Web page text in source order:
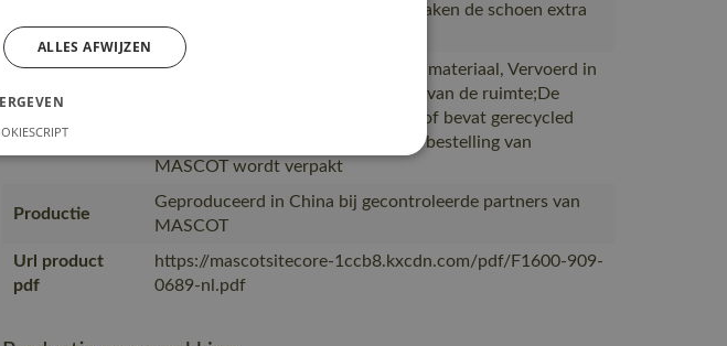
geven de nodige bescherming en maken de schoen extra
slijtvast.
Transport en
verpakking
is gemaakt van of bevat gerecycled materiaal, Vervoerd in
zendingen met maximale benutting van de ruimte;De
productverpakking is gemaakt van of bevat gerecycled
materiaal;De verpakking waarin de bestelling van
MASCOT wordt verpakt
Productie
Geproduceerd in China bij gecontroleerde partners van
MASCOT
Url product
pdf
https://mascotsitecore-1ccb8.kxcdn.com/pdf/F1600-909-
0689-nl.pdf
ALLES AFWIJZEN